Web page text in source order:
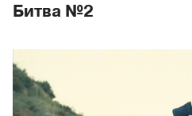
Битва №2